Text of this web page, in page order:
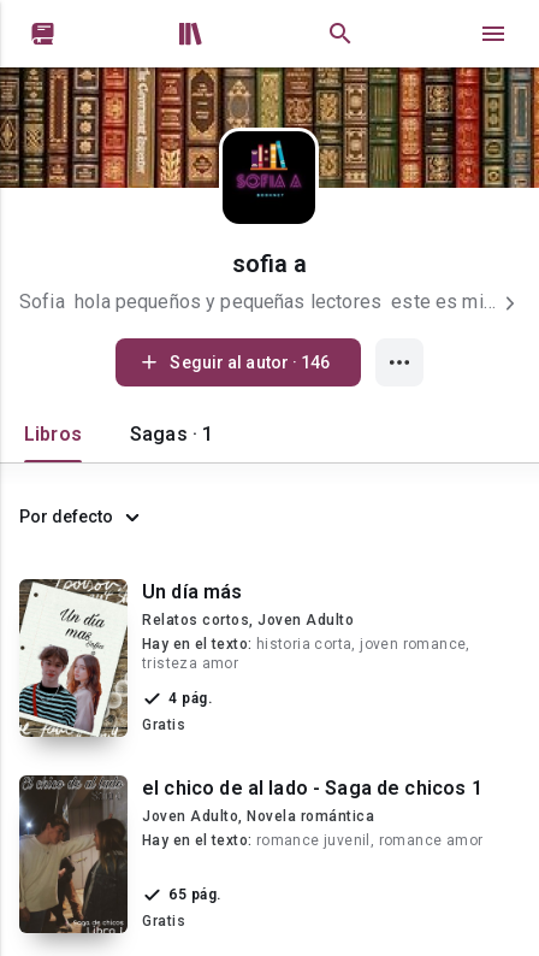
 
sofia a
Sofia hola pequeños y pequeñas lectores este es mi perfil donde prontamente encontraran historias sabor a vainilla y otras muy lujuriosas mi identidad y nombre son reservados los quiero instagram: sofi.aa780
Seguir al autor · 146
Libros Sagas · 1
Por defecto
Un día más
Relatos cortos, Joven Adulto
Hay en el texto: historia corta, joven romance,
tristeza amor
4 pág.
Gratis
el chico de al lado - Saga de chicos 1
Joven Adulto, Novela romántica
Hay en el texto: romance juvenil, romance amor
65 pág.
Gratis